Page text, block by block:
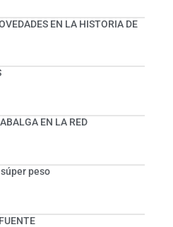
EN LA HISTORIA DE
EN LA RED
peso